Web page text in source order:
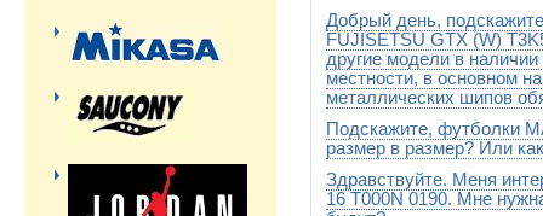
Их нет в Москве. Поэтому
Добрый день,
FUJISETSU GTX (W)
другие модели в
местности, в основном
металлических шипов
Эта модель уже не
http://stylesport.ru/catalog/
Подскажите, футболки
размер в размер? Или
у них одинаковая размерная
Здравствуйте. Меня
16 T000N 0190. Мне